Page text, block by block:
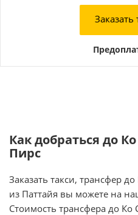
Заказать
Как добраться до
Пирс
Заказать такси, трансфер
из Паттайя вы можете на
Стоимость трансфера до